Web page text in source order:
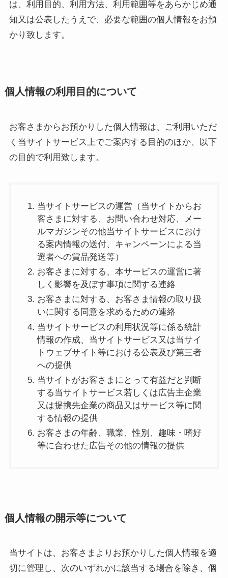
は、利用目的、利用方法、利用範囲等をあらかじめ通
知又は公表したうえで、必要な範囲の個人情報をお預
かり致します。
個人情報の利用目的について
お客さまからお預かりした個人情報は、ご利用いただ
く当サイトサービス上でご案内する目的のほか、以下
の目的で利用致します。
当サイトサービスの運営（当サイトからお
客さまに対する、お問い合わせ対応、メー
ルマガジンその他当サイトサービスにおけ
る案内情報の送付、キャンペーンによる当
選者への賞品発送等）
お客さまに対する、本サービスの運営に著
しく影響を及ぼす事項に関する連絡
お客さまに対する、お客さま情報の取り扱
いに関する同意を求めるための連絡
当サイトサービスの利用状況等に係る統計
情報の作成、当サイトサービス又は当サイ
トウェブサイト等における公表及び第三者
への提供
当サイトがお客さまにとって有益だと判断
する当サイトサービス若しくは広告主企業
又は提携先企業の商品又はサービス等に関
する情報の提供
お客さまの年齢、職業、性別、趣味・嗜好
等に合わせた広告その他の情報の提供
個人情報の開示等について
当サイトは、お客さまよりお預かりした個人情報を適
切に管理し、次のいずれかに該当する場合を除き、個